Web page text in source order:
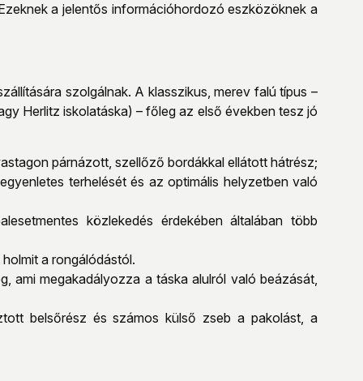
a jelentős információhordozó eszközöknek a
szolgálnak. A klasszikus, merev falú típus –
Herlitz iskolatáska) – főleg az első években tesz jó
párnázott, szellőző bordákkal ellátott hátrész;
terhelését és az optimális helyzetben való
közlekedés érdekében általában több
a rongálódástól.
ami megakadályozza a táska alulról való beázását,
belsőrész és számos külső zseb a pakolást, a